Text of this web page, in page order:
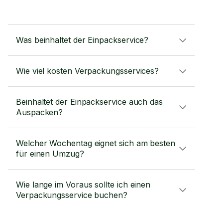
Was beinhaltet der Einpackservice?
Wie viel kosten Verpackungsservices?
Beinhaltet der Einpackservice auch das
Auspacken?
Welcher Wochentag eignet sich am besten
für einen Umzug?
Wie lange im Voraus sollte ich einen
Verpackungsservice buchen?